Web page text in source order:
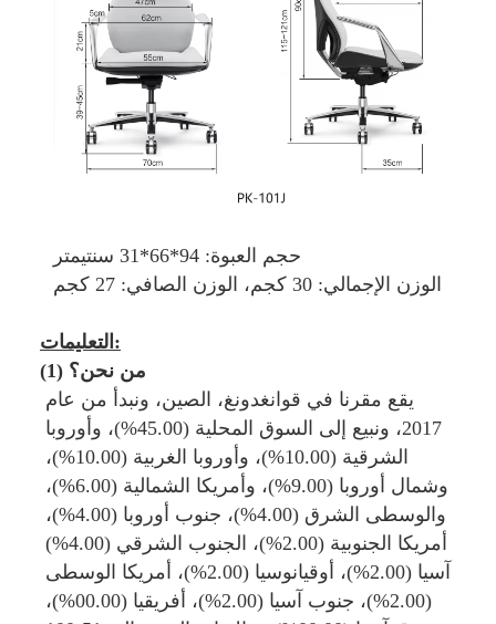
حجم العبوة: 94*66*31 سنتيمتر
الوزن الإجمالي: 30 كجم، الوزن الصافي: 27 كجم
التعليمات:
(1) من نحن؟